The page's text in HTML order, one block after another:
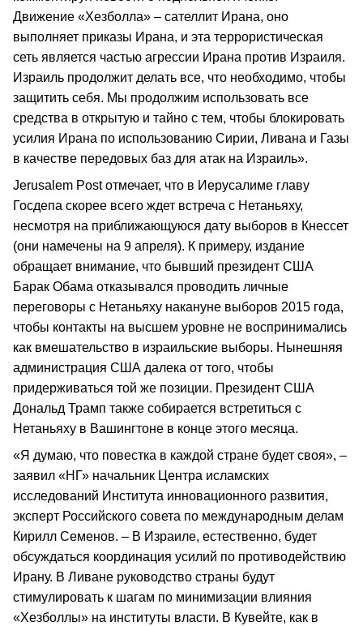
Движение «Хезболла» – сателлит Ирана, оно
выполняет приказы Ирана, и эта террористическая
сеть является частью агрессии Ирана против Израиля.
Израиль продолжит делать все, что необходимо, чтобы
защитить себя. Мы продолжим использовать все
средства в открытую и тайно с тем, чтобы блокировать
усилия Ирана по использованию Сирии, Ливана и Газы
в качестве передовых баз для атак на Израиль».
Jerusalem Post отмечает, что в Иерусалиме главу
Госдепа скорее всего ждет встреча с Нетаньяху,
несмотря на приближающуюся дату выборов в Кнессет
(они намечены на 9 апреля). К примеру, издание
обращает внимание, что бывший президент США
Барак Обама отказывался проводить личные
переговоры с Нетаньяху накануне выборов 2015 года,
чтобы контакты на высшем уровне не воспринимались
как вмешательство в израильские выборы. Нынешняя
администрация США далека от того, чтобы
придерживаться той же позиции. Президент США
Дональд Трамп также собирается встретиться с
Нетаньяху в Вашингтоне в конце этого месяца.
«Я думаю, что повестка в каждой стране будет своя», –
заявил «НГ» начальник Центра исламских
исследований Института инновационного развития,
эксперт Российского совета по международным делам
Кирилл Семенов. – В Израиле, естественно, будет
обсуждаться координация усилий по противодействию
Ирану. В Ливане руководство страны будут
стимулировать к шагам по минимизации влияния
«Хезболлы» на институты власти. В Кувейте, как в